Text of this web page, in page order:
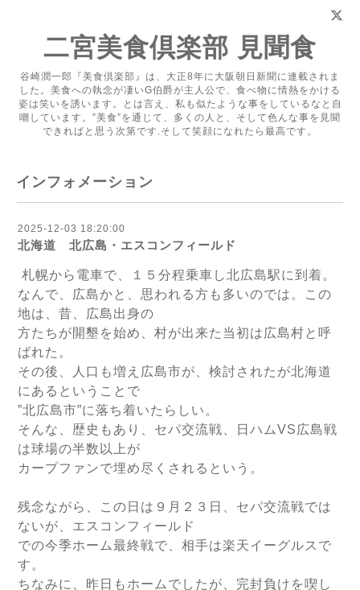
二宮美食倶楽部 見聞食
谷崎潤一郎『美食倶楽部』は、大正8年に大阪朝日新聞に連載されま
した。美食への執念が凄いG伯爵が主人公で、食べ物に情熱をかける
姿は笑いを誘います。とは言え、私も似たような事をしているなと自
嘲しています。”美食”を通じて、多くの人と、そして色んな事を見聞
できればと思う次第です.そして笑顔になれたら最高です。
インフォメーション
2025-12-03 18:20:00
北海道 北広島・エスコンフィールド
札幌から電車で、１５分程乗車し北広島駅に到着。
なんで、広島かと、思われる方も多いのでは。この
地は、昔、広島出身の
方たちが開墾を始め、村が出来た当初は広島村と呼
ばれた。
その後、人口も増え広島市が、検討されたが北海道
にあるということで
”北広島市”に落ち着いたらしい。
そんな、歴史もあり、セパ交流戦、日ハムVS広島戦
は球場の半数以上が
カープファンで埋め尽くされるという。
残念ながら、この日は９月２３日、セパ交流戦では
ないが、エスコンフィールド
での今季ホーム最終戦で、相手は楽天イーグルスで
す。
ちなみに、昨日もホームでしたが、完封負けを喫し